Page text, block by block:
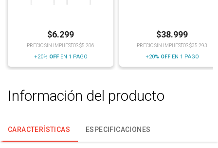
$6.299
PRECIO SIN IMPUESTOS $5.206
+20% OFFEN 1 PAGO
$38.999
PRECIO SIN IMPUESTOS $35.293
+20% OFFEN 1 PAGO
Información del producto
CARACTERÍSTICAS ESPECIFICACIONES